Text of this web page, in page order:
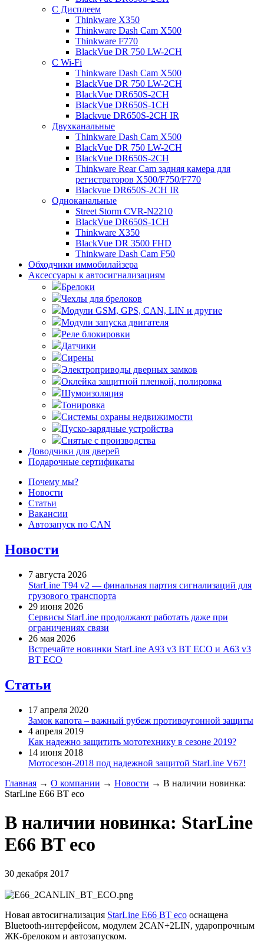
С Дисплеем
Thinkware X350
Thinkware Dash Cam X500
Thinkware F770
BlackVue DR 750 LW-2CH
С Wi-Fi
Thinkware Dash Cam X500
BlackVue DR 750 LW-2CH
BlackVue DR650S-2CH
BlackVue DR650S-1CH
Blackvue DR650S-2CH IR
Двухканальные
Thinkware Dash Cam X500
BlackVue DR 750 LW-2CH
BlackVue DR650S-2CH
Thinkware Rear Cam задняя камера для
регистраторов X500/F750/F770
Blackvue DR650S-2CH IR
Одноканальные
Street Storm CVR-N2210
BlackVue DR650S-1CH
Thinkware X350
BlackVue DR 3500 FHD
Thinkware Dash Cam F50
Обходчики иммобилайзера
Аксессуары к автосигнализациям
Брелоки
Чехлы для брелоков
Модули GSM, GPS, CAN, LIN и другие
Модули запуска двигателя
Реле блокировки
Датчики
Сирены
Электроприводы дверных замков
Оклейка защитной пленкой, полировка
Шумоизоляция
Тонировка
Системы охраны недвижимости
Пуско-зарядные устройства
Снятые с производства
Доводчики для дверей
Подарочные сертификаты
Почему мы?
Новости
Статьи
Вакансии
Автозапуск по CAN
Новости
7 августа 2026
StarLine T94 v2 — финальная партия сигнализаций для
грузового транспорта
29 июня 2026
Сервисы StarLine продолжают работать даже при
ограничениях связи
26 мая 2026
Встречайте новинки StarLine A93 v3 BT ECO и A63 v3
BT ECO
Статьи
17 апреля 2020
Замок капота – важный рубеж противоугонной защиты
4 апреля 2019
Как надежно защитить мототехнику в сезоне 2019?
14 июня 2018
Мотосезон-2018 под надежной защитой StarLine V67!
Главная → О компании → Новости → В наличии новинка:
StarLine E66 BT eco
В наличии новинка: StarLine
E66 BT eco
30 декабря 2017
Новая автосигнализация StarLine E66 BT eco оснащена
Bluetooth-интерфейсом, модулем 2CAN+2LIN, ударопрочным
ЖК-брелоком и автозапуском.